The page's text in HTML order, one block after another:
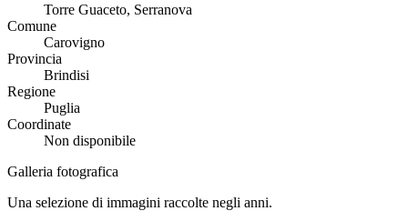
Torre Guaceto, Serranova
Comune
Carovigno
Provincia
Brindisi
Regione
Puglia
Coordinate
Non disponibile
Galleria fotografica
Una selezione di immagini raccolte negli anni.